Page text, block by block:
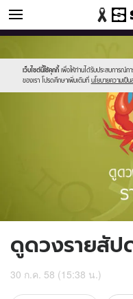
ดูดวง
เว็บไซต์นี้ใช้คุกกี้ เพื่อให้ท่านได้รับประสบการณ์ก
ของเรา โปรดศึกษาเพิ่มเติมที่ นโยบายความเป็
new-
sanook.png
ดูดวงรายสัป
30 ก.ค. 58 (15:38 น.)